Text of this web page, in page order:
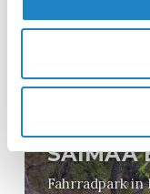
SAIMAA
Fahrradpark in